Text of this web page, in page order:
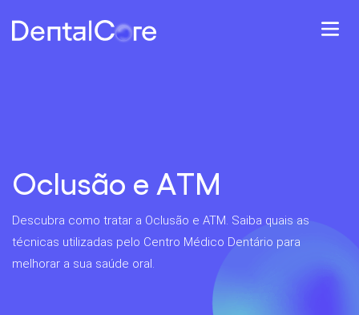
Oclusão e ATM
Descubra como tratar a Oclusão e ATM. Saiba quais as
técnicas utilizadas pelo Centro Médico Dentário para
melhorar a sua saúde oral.